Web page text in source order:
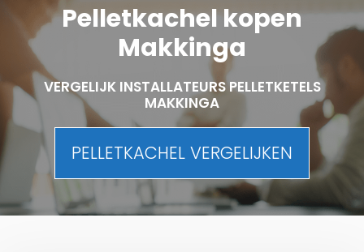
Pelletkachel kopen
Makkinga
VERGELIJK INSTALLATEURS PELLETKETELS
MAKKINGA
PELLETKACHEL VERGELIJKEN